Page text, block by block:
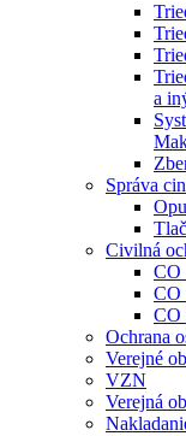
a
Správa
Civilná
CO
CO
CO
Ochrana
Verejné
VZN
Verejná